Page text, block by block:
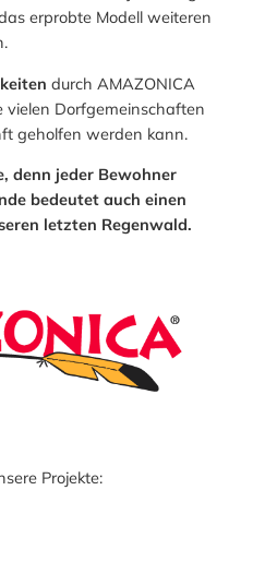
erprobte Modell weiteren
durch AMAZONICA
vielen Dorfgemeinschaften
geholfen werden kann.
denn jeder Bewohner
bedeutet auch einen
letzten Regenwald.
Projekte: